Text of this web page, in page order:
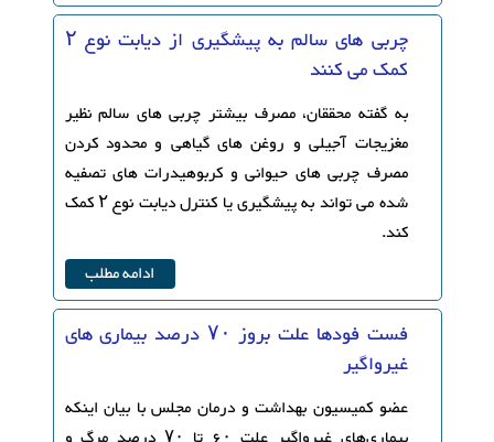
چربی های سالم به پیشگیری از دیابت نوع ۲
کمک می کنند
به گفته محققان، مصرف بیشتر چربی های سالم نظیر
مغزیجات آجیلی و روغن های گیاهی و محدود کردن
مصرف چربی های حیوانی و کربوهیدرات های تصفیه
شده می تواند به پیشگیری یا کنترل دیابت نوع ۲ کمک
کند.
ادامه مطلب
فست فودها علت بروز ۷۰ درصد بیماری های
غیرواگیر
عضو کمیسیون بهداشت و درمان مجلس با بیان اینکه